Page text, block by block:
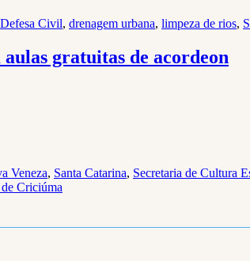
Defesa Civil, drenagem urbana, limpeza de rios,
gratuitas de acordeon
Veneza, Santa Catarina, Secretaria de Cultura